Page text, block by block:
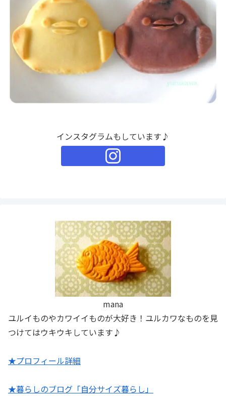
インスタグラムもしています♪
mana
ユルイものやカワイイものが大好き！ユルカワなものを見
つけてはウキウキしています♪
★プロフィール詳細
★暮らしのブログ「自分サイズ暮らし」